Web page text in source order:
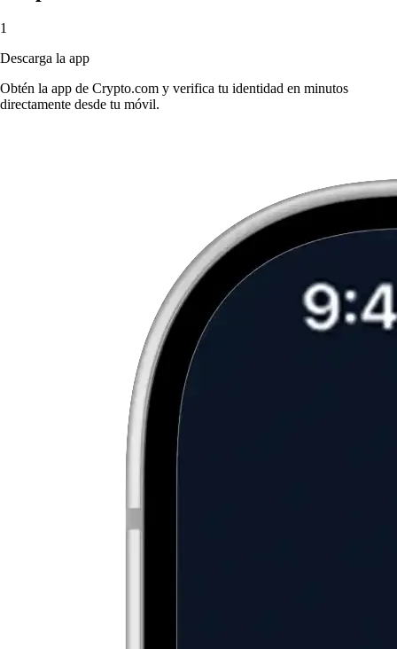
1
Descarga la app
Obtén la app de Crypto.com y verifica tu identidad en minutos
directamente desde tu móvil.